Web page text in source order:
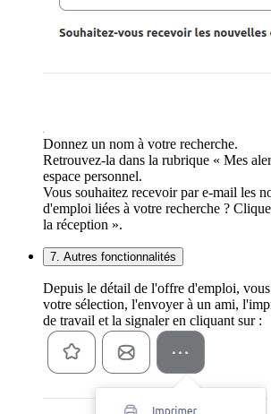
Donnez un nom à votre recherche.
Retrouvez-la dans la rubrique « Mes
espace personnel.
Vous souhaitez recevoir par e-mail les
d'emploi liées à votre recherche ?
la réception ».
7. Autres fonctionnalités
Depuis le détail de l'offre d'emploi,
votre sélection, l'envoyer à un ami,
de travail et la signaler en cliquant sur :